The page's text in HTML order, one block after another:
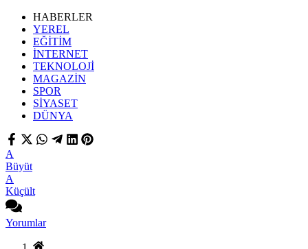
HABERLER
YEREL
EĞİTİM
İNTERNET
TEKNOLOJİ
MAGAZİN
SPOR
SİYASET
DÜNYA
A
Büyüt
A
Küçült
Yorumlar